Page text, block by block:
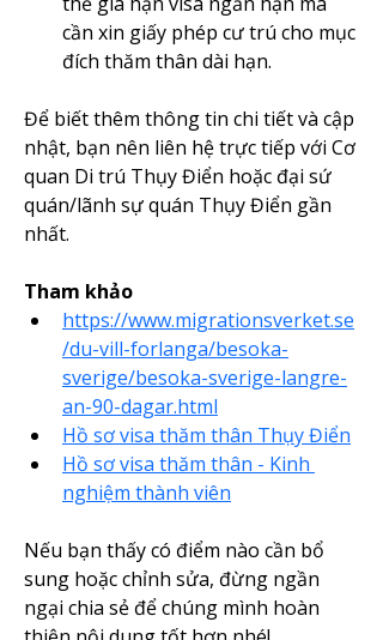
cần xin giấy phép cư trú cho mục
đích thăm thân dài hạn.​
Để biết thêm thông tin chi tiết và cập
nhật, bạn nên liên hệ trực tiếp với Cơ
quan Di trú Thụy Điển hoặc đại sứ
quán/lãnh sự quán Thụy Điển gần
nhất.
Tham khảo
https://www.migrationsverket.se
/du-vill-forlanga/besoka-
sverige/besoka-sverige-langre-
an-90-dagar.html
Hồ sơ visa thăm thân Thụy Điển
Hồ sơ visa thăm thân - Kinh
nghiệm thành viên
Nếu bạn thấy có điểm nào cần bổ
sung hoặc chỉnh sửa, đừng ngần
ngại chia sẻ để chúng mình hoàn